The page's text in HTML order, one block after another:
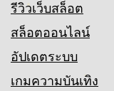
รีวิวเว็บสล็อต
สล็อตออนไลน์
อัปเดตระบบ
เกมความบันเทิง